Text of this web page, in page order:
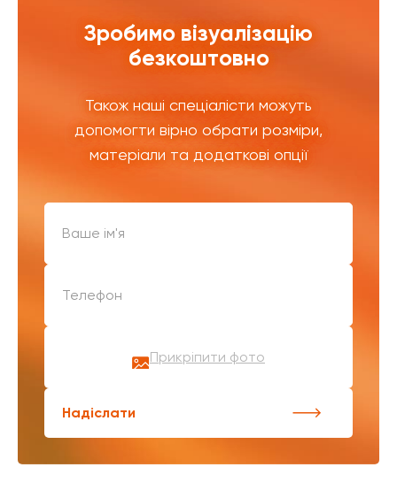
Зробимо візуалізацію
безкоштовно
Також наші спеціалісти можуть
допомогти вірно обрати розміри,
матеріали та додаткові опції
Прикріпити фото
Надіслати